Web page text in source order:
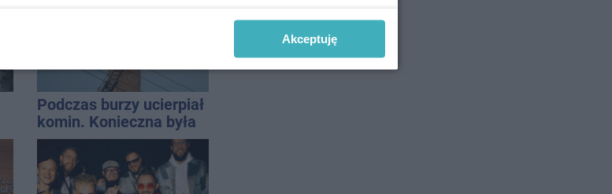
Podczas burzy ucierpiał
komin. Konieczna była
interwencja strażaków
Akceptuję